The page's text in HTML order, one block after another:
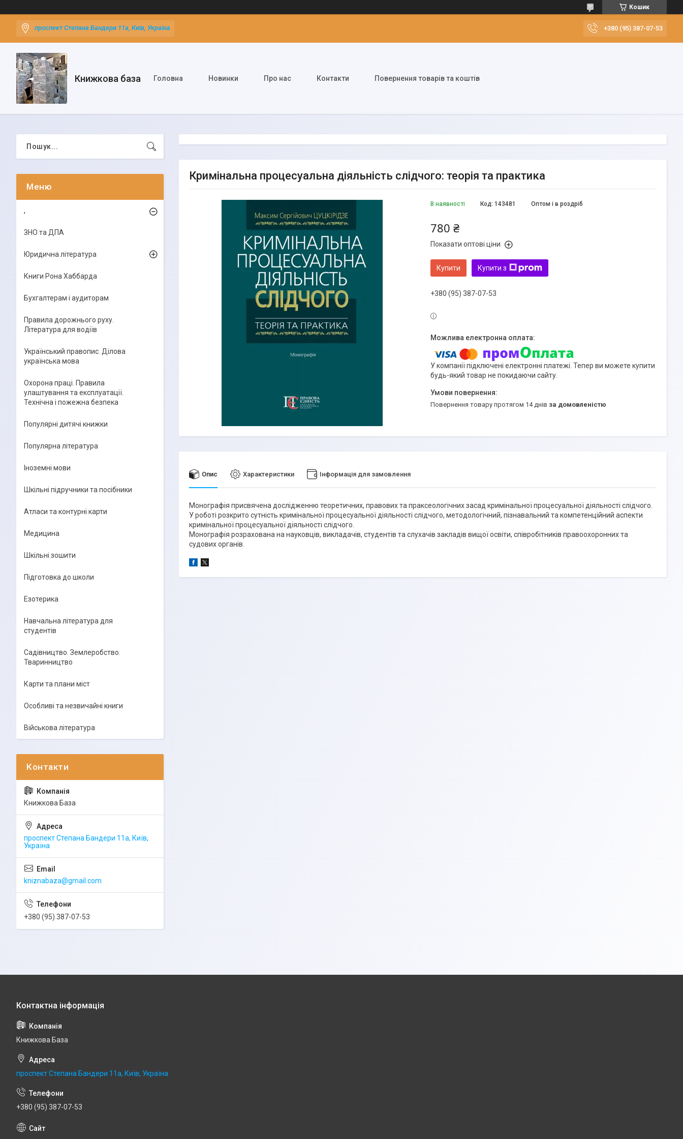
Кошик
проспект Степана Бандери 11а, Київ, Україна +380 (95) 387-07-53
Книжкова база Головна Новинки Про нас Контакти Повернення товарів та коштів
Кримінальна процесуальна діяльність слідчого: теорія та практика
В наявності Оптом і в роздріб
Код: 143481
780 ₴
Показати оптові ціни
Купити Купити з
+380 (95) 387-07-53
У компанії підключені електронні платежі. Тепер ви можете купити
будь-який товар не покидаючи сайту.
повернення товару протягом 14 днів за домовленістю
Опис Характеристики Інформація для замовлення
Монографія присвячена дослідженню теоретичних, правових та праксеологічних засад кримінальної процесуальної діяльності слідчого.
У роботі розкрито сутність кримінальної процесуальної діяльності слідчого, методологічний, пізнавальний та компетенційний аспекти
кримінальної процесуальної діяльності слідчого.
Монографія розрахована на науковців, викладачів, студентів та слухачів закладів вищої освіти, співробітників правоохоронних та
судових органів.
,
ЗНО та ДПА
Юридична література
Книги Рона Хаббарда
Бухгалтерам і аудиторам
Правила дорожнього руху.
Література для водіїв
Український правопис. Ділова
українська мова
Охорона праці. Правила
улаштування та експлуатації.
Технічна і пожежна безпека
Популярні дитячі книжки
Популярна література
Іноземні мови
Шкільні підручники та посібники
Атласи та контурні карти
Медицина
Шкільні зошити
Підготовка до школи
Езотерика
Навчальна література для
студентів
Садівництво. Землеробство.
Тваринництво
Карти та плани міст
Особливі та незвичайні книги
Військова література
Книжкова База
проспект Степана Бандери 11а, Київ,
Україна
kniznabaza@gmail.com
+380 (95) 387-07-53
Книжкова База
проспект Степана Бандери 11а, Київ, Україна
+380 (95) 387-07-53